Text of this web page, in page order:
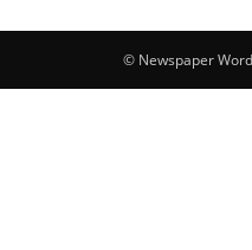
© Newspaper